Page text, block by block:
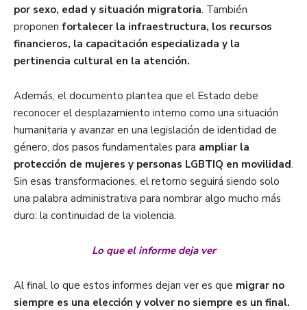
por sexo, edad y situación migratoria. También
proponen fortalecer la infraestructura, los recursos
financieros, la capacitación especializada y la
pertinencia cultural en la atención.
Además, el documento plantea que el Estado debe
reconocer el desplazamiento interno como una situación
humanitaria y avanzar en una legislación de identidad de
género, dos pasos fundamentales para ampliar la
protección de mujeres y personas LGBTIQ en movilidad.
Sin esas transformaciones, el retorno seguirá siendo solo
una palabra administrativa para nombrar algo mucho más
duro: la continuidad de la violencia.
Lo que el informe deja ver
Al final, lo que estos informes dejan ver es que migrar no
siempre es una elección y volver no siempre es un final.